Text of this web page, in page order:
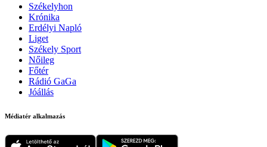
Székelyhon
Krónika
Erdélyi Napló
Liget
Székely Sport
Nőileg
Főtér
Rádió GaGa
Jóállás
Médiatér alkalmazás